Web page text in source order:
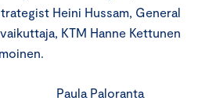
Heini Hussam, General
KTM Hanne Kettunen
Paloranta